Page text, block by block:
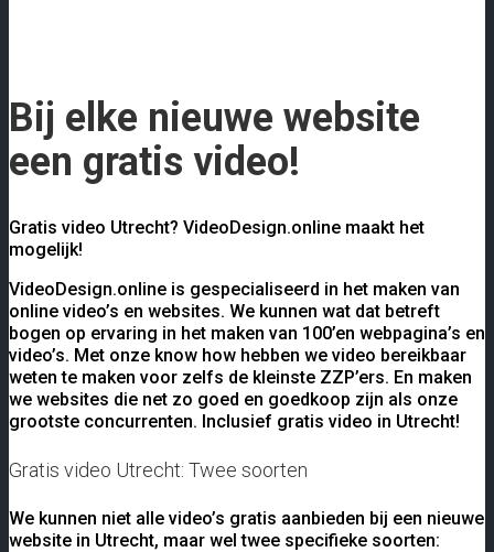
Bij elke nieuwe website
een gratis video!
Gratis video Utrecht? VideoDesign.online maakt het
mogelijk!
VideoDesign.online is gespecialiseerd in het maken van
online video’s en websites. We kunnen wat dat betreft
bogen op ervaring in het maken van 100’en webpagina’s en
video’s. Met onze know how hebben we video bereikbaar
weten te maken voor zelfs de kleinste ZZP’ers. En maken
we websites die net zo goed en goedkoop zijn als onze
grootste concurrenten. Inclusief gratis video in Utrecht!
Gratis video Utrecht: Twee soorten
We kunnen niet alle video’s gratis aanbieden bij een nieuwe
website in Utrecht, maar wel twee specifieke soorten: